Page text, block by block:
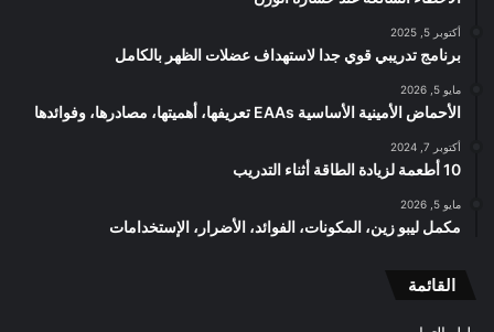
أكتوبر 5, 2025
برنامج تدريبي قوي جدا لاستهداف عضلات الظهر بالكامل
مايو 5, 2026
الأحماض الأمينية الأساسية EAAs تعريفها، أهميتها، مصادرها، وفوائدها
أكتوبر 7, 2024
10 أطعمة لزيادة الطاقة أثناء التدريب
مايو 5, 2026
مكمل ليبو زين، المكونات، الفوائد، الأضرار، الإستخدامات
القائمة